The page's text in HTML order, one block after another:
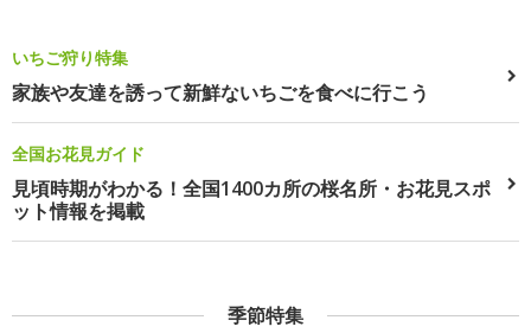
いちご狩り特集
家族や友達を誘って新鮮ないちごを食べに行こう
全国お花見ガイド
見頃時期がわかる！全国1400カ所の桜名所・お花見スポ
ット情報を掲載
季節特集